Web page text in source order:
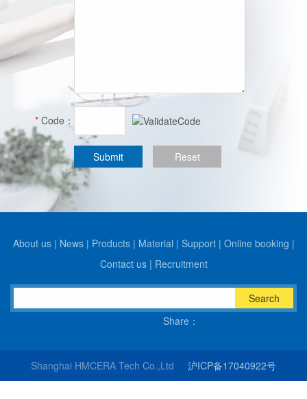
* Code：
About us| News| Products| Material | Support| Online booking |
Contact us| Recruitment
Search
Share：
Shanghai HMCERA Tech Co.,Ltd 沪ICP备17040922号